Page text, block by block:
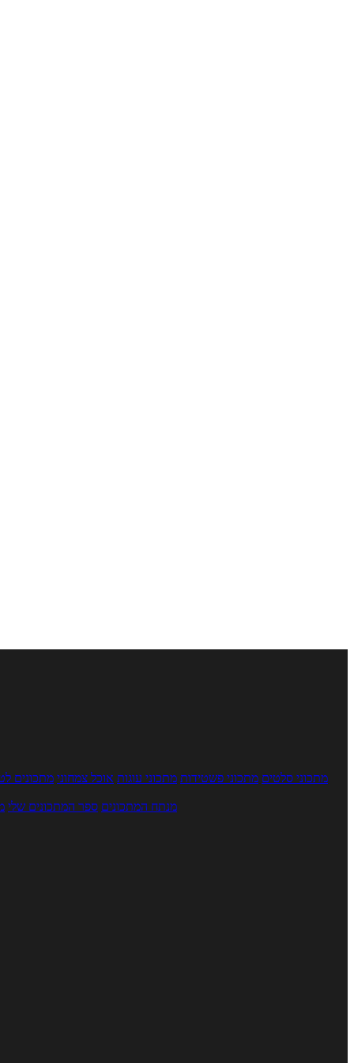
מתכוני סלטים מתכוני פשטידות מתכוני עוגות אוכל צמחוני מתכונים
מנתח המתכונים ספר המתכונים שלי